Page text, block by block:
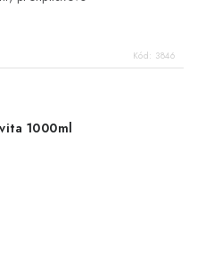
Kód: 3846
1000ml